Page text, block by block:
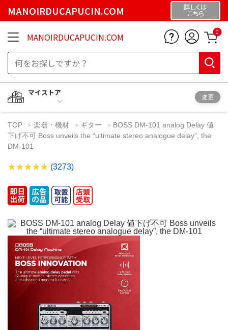
MANOIRDUCAPUCIN.COM 詳しくは
こちら
MANOIRDUCAPUCIN.COM 0
マイストア
変更
TOP 楽器・機材 ギター
BOSS DM-101 analog Delay 値
下げ不可 Boss unveils the “ultimate stereo analogue delay”, the
DM-101
(3273)